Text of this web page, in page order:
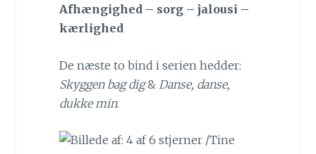
Afhængighed – sorg – jalousi –
kærlighed
De næste to bind i serien hedder:
Skyggen bag dig& Danse, danse,
dukke min.